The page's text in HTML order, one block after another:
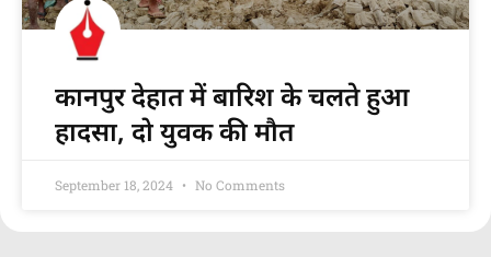
कानपुर देहात में बारिश के चलते हुआ
हादसा, दो युवक की मौत
September 18, 2024 No Comments